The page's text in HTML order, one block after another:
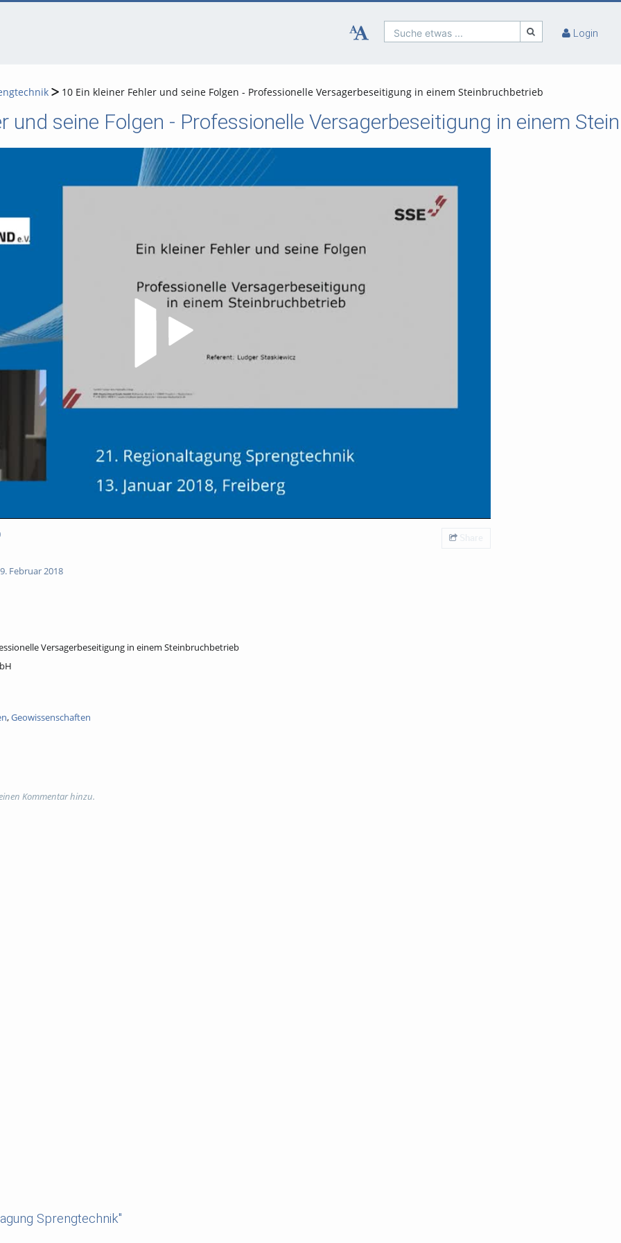
Suche etwas ... Login
10 Ein kleiner Fehler und seine Folgen - Professionelle Versagerbeseitigung in einem Steinbruchbetrieb
und seine Folgen - Professionelle Versagerbeseitigung in einem
Video abspielen
Februar 2018
Versagerbeseitigung in einem Steinbruchbetrieb
,Geowissenschaften
Kommentar hinzu.
Sprengtechnik"